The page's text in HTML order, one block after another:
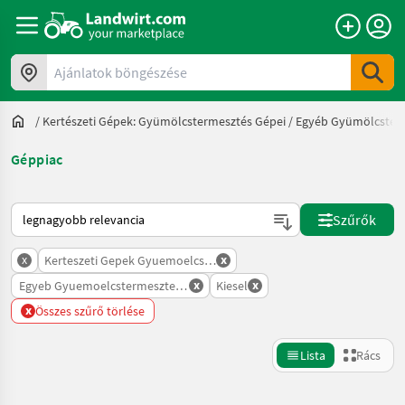
Ajánlatok böngészése
/ Kertészeti Gépek: Gyümölcstermesztés Gépei / Egyéb
Géppiac
Így van sorba rendezve a Landwirt.com-on
Szűrők
x Kerteszeti Gepek Gyuemoelcstermesztes Gepei
x
Egyeb Gyuemoelcstermesztesi Gepek
x Kiesel x
x Összes szűrő törlése
Lista Rács